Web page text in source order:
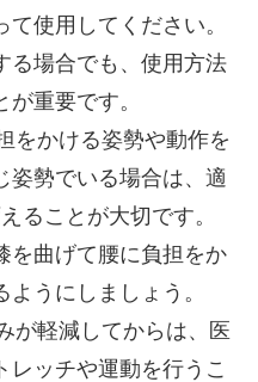
使用してください。
る場合でも、使用方法
が重要です。
をかける姿勢や動作を
姿勢でいる場合は、適
ることが大切です。
を曲げて腰に負担をか
うにしましょう。
が軽減してからは、医
レッチや運動を行うこ